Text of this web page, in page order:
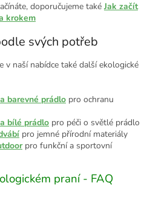
doporučujeme také Jak začít
krokem
svých potřeb
v naší nabídce také další ekologické
barevné prádlo pro ochranu
bílé prádlo pro péči o světlé prádlo
pro jemné přírodní materiály
pro funkční a sportovní
praní - FAQ